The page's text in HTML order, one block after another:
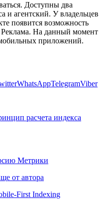
Доступны два
и агентский. У владельцев
появится возможность
На данный момент
приложений.
WhatsAppTelegramViber
расчета индекса
Метрики
от автора
First Indexing